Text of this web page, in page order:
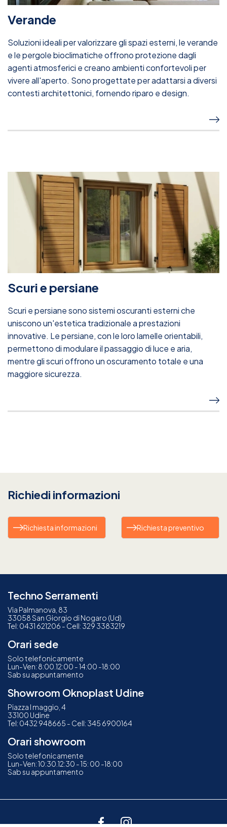
Verande
Soluzioni ideali per valorizzare gli spazi esterni, le verande
e le pergole bioclimatiche offrono protezione dagli
agenti atmosferici e creano ambienti confortevoli per
vivere all'aperto. Sono progettate per adattarsi a diversi
contesti architettonici, fornendo riparo e design.
Scuri e persiane
Scuri e persiane sono sistemi oscuranti esterni che
uniscono un'estetica tradizionale a prestazioni
innovative. Le persiane, con le loro lamelle orientabili,
permettono di modulare il passaggio di luce e aria,
mentre gli scuri offrono un oscuramento totale e una
maggiore sicurezza.
Richiedi informazioni
Richiesta informazioni Richiesta preventivo
Techno Serramenti
Via Palmanova, 83
33058 San Giorgio di Nogaro (Ud)
Tel: 0431 621206 - Cell: 329 3383219
Orari sede
Solo telefonicamente
Lun-Ven: 8:00.12:00 - 14:00 -18:00
Sab su appuntamento
Showroom Oknoplast Udine
Piazza I maggio, 4
33100 Udine
Tel: 0432 948665 - Cell: 345 6900164
Orari showroom
Solo telefonicamente
Lun-Ven: 10:30.12:30 - 15: 00 -18:00
Sab su appuntamento